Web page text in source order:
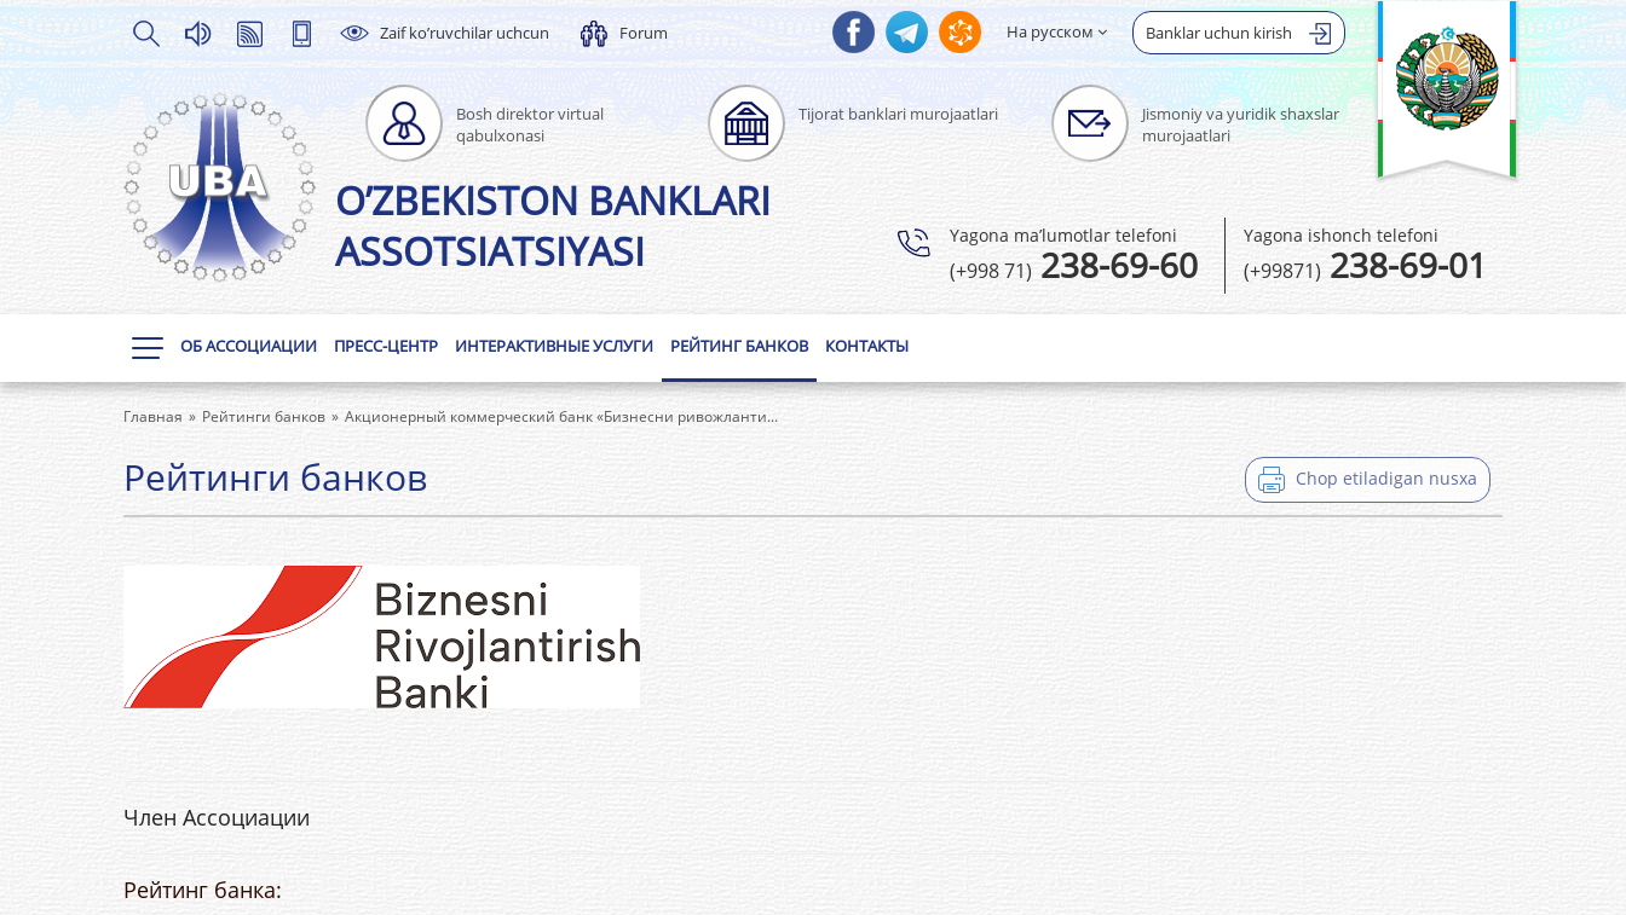
Zaif ko’ruvchilar uchcun Forum Banklar uchun kirish
На русском
Bosh direktor virtual
qabulxonasi
Tijorat banklari murojaatlari
Jismoniy va yuridik shaxslar
murojaatlari
O’ZBEKISTON BANKLARI
ASSOTSIATSIYASI
Yagona ma’lumotlar telefoni
(+998 71)238-69-60
Yagona ishonch telefoni
(+99871) 238-69-01
ОБ АССОЦИАЦИИ ПРЕСС-ЦЕНТР ИНТЕРАКТИВНЫЕ УСЛУГИ РЕЙТИНГ БАНКОВ КОНТАКТЫ
Главная Рейтинги банков Aкционерный коммерческий банк «Бизнесни ривожланти...
Chop etiladigan nusxa
Рейтинги банков
Член Ассоциации
Рейтинг банка: